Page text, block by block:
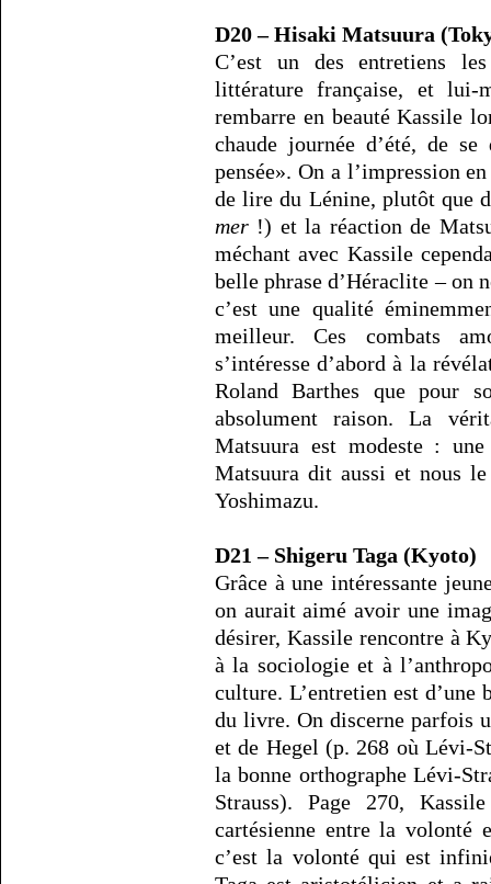
D20 – Hisaki Matsuura
C’est un des entretiens
littérature française, et lui-
rembarre en beauté Kassile
chaude journée d’été, de
pensée». On a l’impression
de lire du Lénine, plutôt que
mer !) et la réaction de
méchant avec Kassile
belle phrase d’Héraclite – on
c’est une qualité
meilleur. Ces combats
s’intéresse d’abord à la
Roland Barthes que pour
absolument raison. La
Matsuura est modeste :
Matsuura dit aussi et nous
Yoshimazu.
D21 – Shigeru Taga (Kyoto)
Grâce à une intéressante
on aurait aimé avoir une
désirer, Kassile rencontre à
à la sociologie et à
culture. L’entretien est d’une
du livre. On discerne parfois
et de Hegel (p. 268 où Lévi-
la bonne orthographe Lévi-
Strauss). Page 270,
cartésienne entre la volonté
c’est la volonté qui est